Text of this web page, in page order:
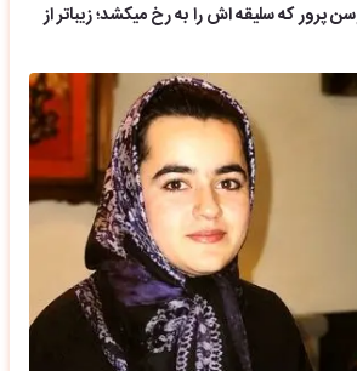
پرور که سلیقه اش را به رخ میکشد؛ زیباتر از